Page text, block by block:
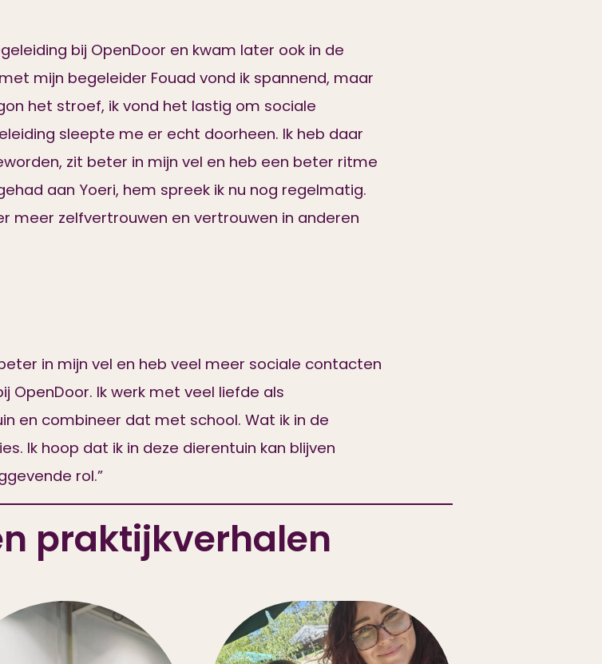
bij OpenDoor en kwam later ook in de
mijn begeleider Fouad vond ik spannend, maar
het stroef, ik vond het lastig om sociale
sleepte me er echt doorheen. Ik heb daar
zit beter in mijn vel en heb een beter ritme
aan Yoeri, hem spreek ik nu nog regelmatig.
meer zelfvertrouwen en vertrouwen in anderen
in mijn vel en heb veel meer sociale contacten
OpenDoor. Ik werk met veel liefde als
en combineer dat met school. Wat ik in de
Ik hoop dat ik in deze dierentuin kan blijven
rol.”
praktijkverhalen